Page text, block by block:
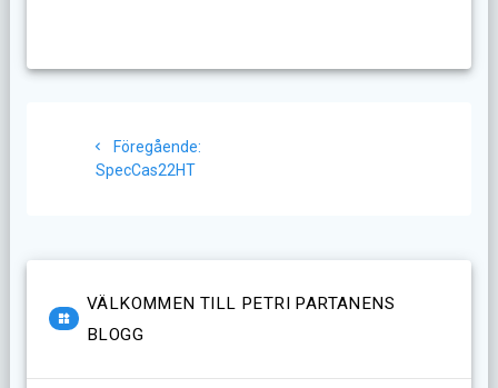
Föregående:
SpecCas22HT
VÄLKOMMEN TILL PETRI PARTANENS
BLOGG